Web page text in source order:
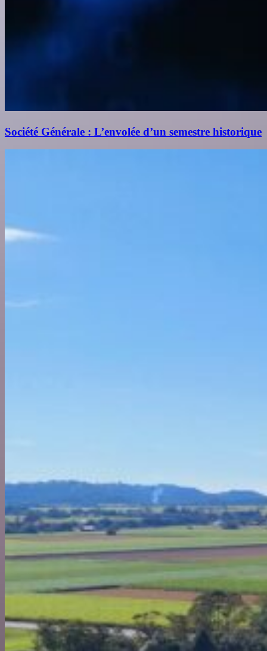
Société Générale : L’envolée d’un semestre historique